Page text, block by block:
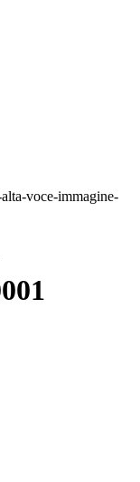
voce-immagine-